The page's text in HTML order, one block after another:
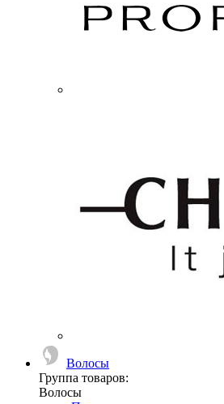
Волосы
Группа товаров:
Волосы